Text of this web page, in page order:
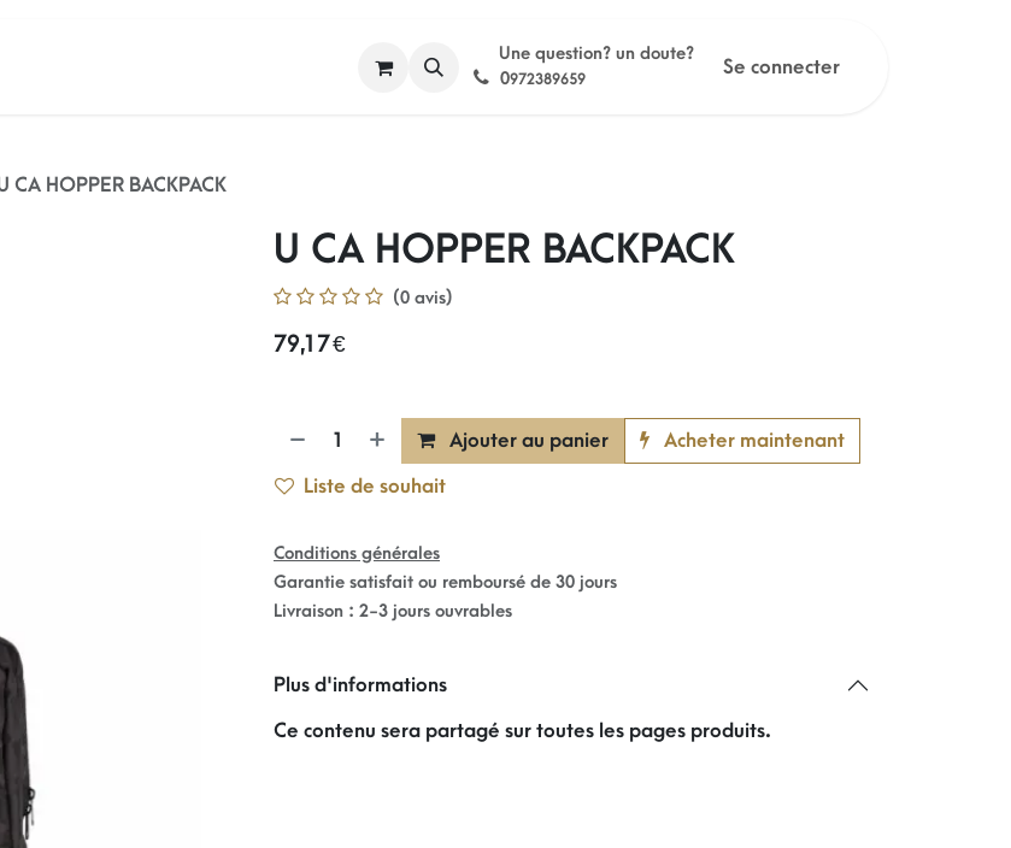
Une question? un doute?
0972389659
Se connecter
CA HOPPER BACKPACK
U CA HOPPER BACKPACK
(0 avis)
79,17€
Ajouter au panier Acheter maintenant
Liste de souhait
Conditions générales
Garantie satisfait ou remboursé de 30 jours
Livraison : 2-3 jours ouvrables
Plus d'informations
Ce contenu sera partagé sur toutes les pages produits.